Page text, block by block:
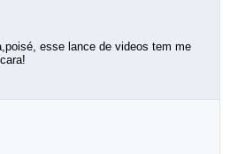
esse lance de videos tem me